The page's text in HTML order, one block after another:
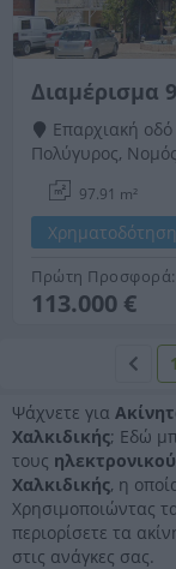
Διαμέρισμα
Επαρχιακή
Πολύγυρος,
97.91 m²
Χρηματοδότηση
Πρώτη Προσφορά:
113.000 €
1
Ψάχνετε για
Χαλκιδικής; Εδώ
τους
Χαλκιδικής, η
Χρησιμοποιώντας
περιορίσετε τα
στις ανάγκες σας.